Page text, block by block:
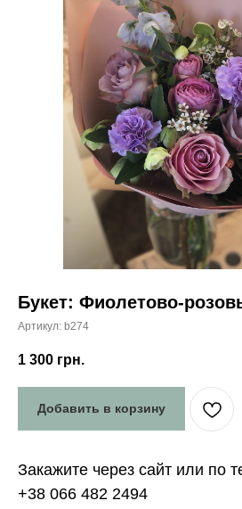
Букет: Фиолетово-
Артикул: b274
1 300 грн.
Добавить в корзину
Закажите через сайт или по
+38 066 482 2494